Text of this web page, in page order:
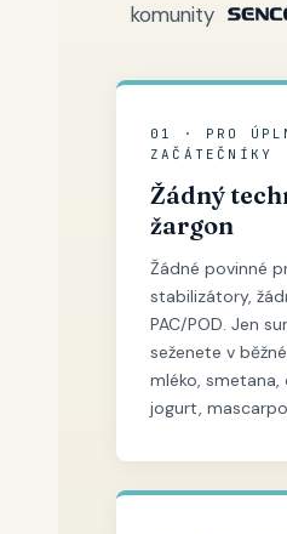
komunity
01 · PRO
ZAČÁTEČNÍKY
Žádný
žargon
Žádné povinné
stabilizátory,
PAC/POD. Jen
seženete v
mléko, smetana,
jogurt,